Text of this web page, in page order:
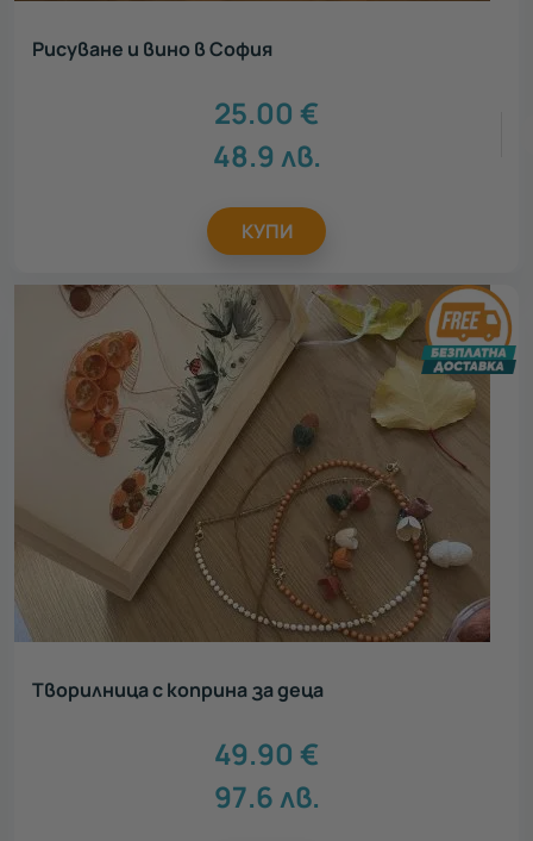
Рисуване и вино в София
25.00 €
48.9 лв.
КУПИ
Творилница с коприна за деца
49.90 €
97.6лв.